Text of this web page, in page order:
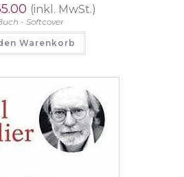
(inkl. MwSt.)
- Softcover
Warenkorb